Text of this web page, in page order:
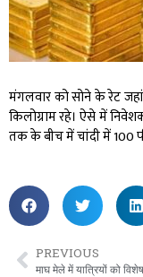
मंगलवार को सोने के रेट जहां
किलोग्राम रहे। ऐसे में
तक के बीच में चांदी में 100
PREVIOUS